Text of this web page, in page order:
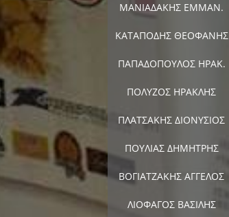
ΜΑΝΙΑΔΑΚΗΣ ΕΜΜΑΝ.
ΚΑΤΑΠΟΔΗΣ ΘΕΟΦΑΝΗΣ
ΠΑΠΑΔΟΠΟΥΛΟΣ ΗΡΑΚ.
ΠΟΛΥΖΟΣ ΗΡΑΚΛΗΣ
ΠΛΑΤΣΑΚΗΣ ΔΙΟΝΥΣΙΟΣ
ΠΟΥΛΙΑΣ ΔΗΜΗΤΡΗΣ
ΒΟΓΙΑΤΖΑΚΗΣ ΑΓΓΕΛΟΣ
ΛΙΟΦΑΓΟΣ ΒΑΣΙΛΗΣ